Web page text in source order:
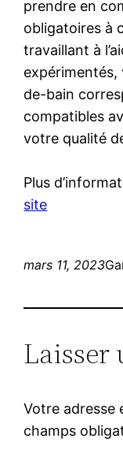
prendre en
obligatoires à
travaillant à
expérimentés,
de-bain
compatibles
votre qualité
Plus
site
mars 11, 2023
Laisser
Votre adresse
champs